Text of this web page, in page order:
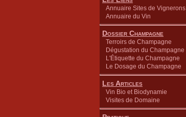
Annuaire Sites de Vignerons
Annuaire du Vin
Dossier Champagne
Terroirs de Champagne
Dégustation du Champagne
L'Étiquette du Champagne
Le Dosage du Champagne
Les Articles
Vin Bio et Biodynamie
Visites de Domaine